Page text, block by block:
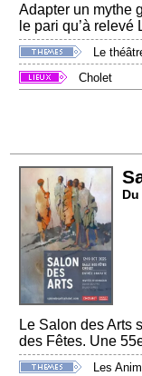
Adapter un mythe
le pari qu’à
Le
Cholet
Le Salon des Arts
des Fêtes. Une
Les